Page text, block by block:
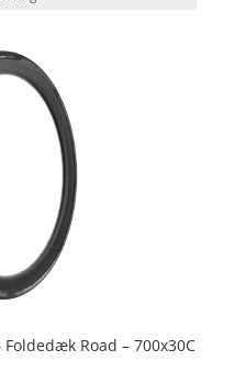
Foldedæk Road – 700x30C